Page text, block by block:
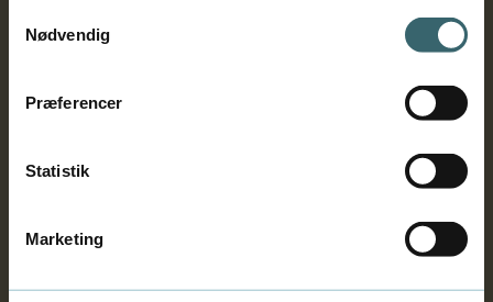
Nødvendig
Præferencer
Statistik
Marketing
Sådan får I en praktikant